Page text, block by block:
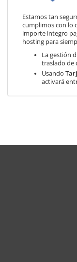
Estamos tan
cumplimos con lo
importe integro
hosting para
La gestión
traslado de
Usando
activará